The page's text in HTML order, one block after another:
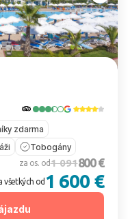
zdarma
Tobogány
za os. od1 091800 €
všetkých od 1 600 €